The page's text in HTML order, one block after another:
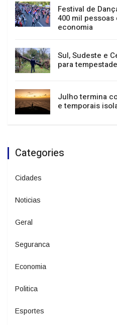
Migração do
Joinville
23 de agosto
Festival de
400 mil
economia
Sul, Sudeste e
para
e temporais
Categories
Cidades
Noticias
Geral
Seguranca
Economia